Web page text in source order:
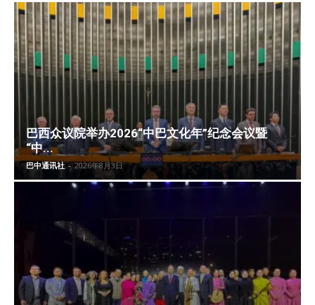
巴西众议院举办2026“中巴文化年”纪念会议暨
“中...
巴中通讯社 - 2026年8月3日